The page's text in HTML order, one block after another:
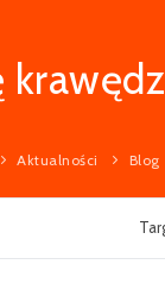
Aktualności Blog